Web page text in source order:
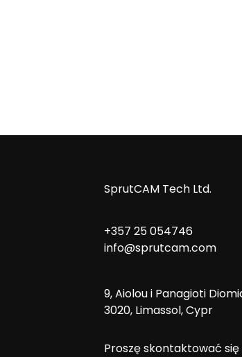
SprutCAM Tech Ltd.
+357 25 054746
info@sprutcam.com
9, Aiolou i Panagioti
3020, Limassol, Cypr
Proszę skontaktować się